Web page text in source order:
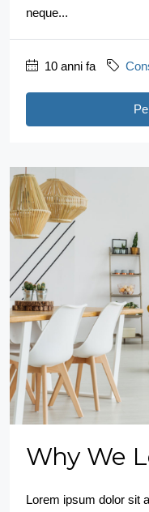
neque...
10 anni fa
Why We
Lorem ipsum dolor sit